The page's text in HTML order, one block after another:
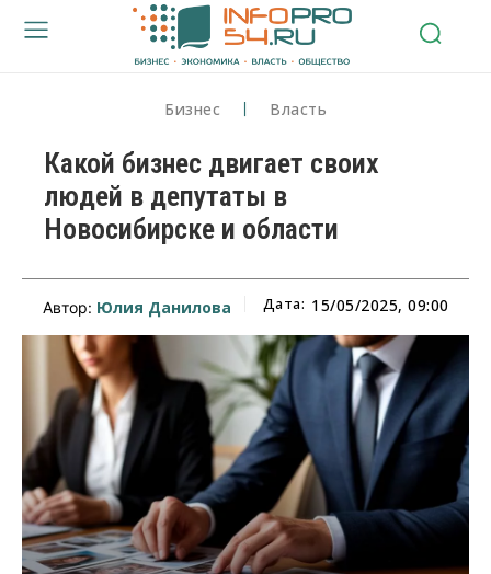
Бизнес Власть
Какой бизнес двигает своих
людей в депутаты в
Новосибирске и области
Автор: Юлия Данилова Дата: 15/05/2025, 09:00